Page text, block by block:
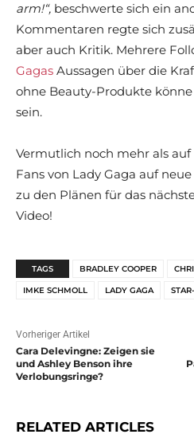
arm!“, beschwerte sich ein
Kommentaren regte sich
aber auch Kritik. Mehrere
Gagas Aussagen über die
ohne Beauty-Produkte
sein.
Vermutlich noch mehr als
Fans von Lady Gaga auf
zu den Plänen für das
Video!
TAGS BRADLEY COOPER
IMKE SCHMOLL LADY GAGA
Vorheriger Artikel
Cara Delevingne: Zeigen sie
und Ashley Benson ihre
Verlobungsringe?
RELATED ARTICLES